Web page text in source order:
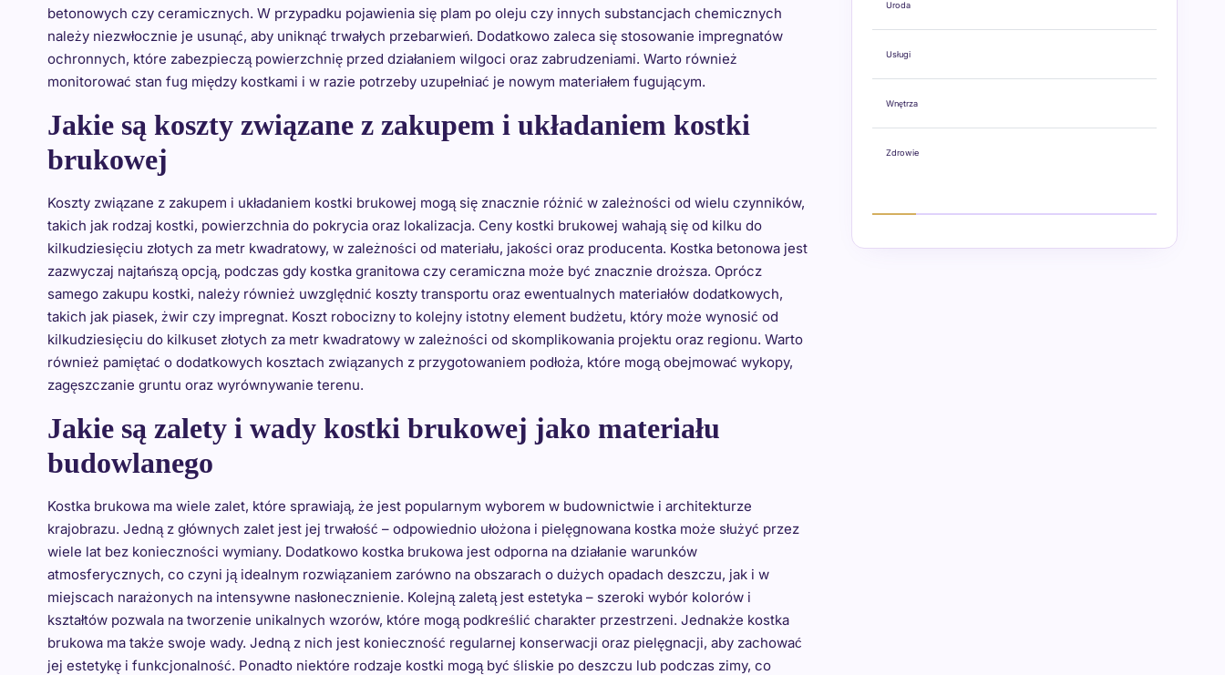
betonowych czy ceramicznych. W przypadku pojawienia się plam po oleju czy innych substancjach chemicznych
należy niezwłocznie je usunąć, aby uniknąć trwałych przebarwień. Dodatkowo zaleca się stosowanie impregnatów
ochronnych, które zabezpieczą powierzchnię przed działaniem wilgoci oraz zabrudzeniami. Warto również
monitorować stan fug między kostkami i w razie potrzeby uzupełniać je nowym materiałem fugującym.
Jakie są koszty związane z zakupem i układaniem kostki
brukowej
Koszty związane z zakupem i układaniem kostki brukowej mogą się znacznie różnić w zależności od wielu czynników,
takich jak rodzaj kostki, powierzchnia do pokrycia oraz lokalizacja. Ceny kostki brukowej wahają się od kilku do
kilkudziesięciu złotych za metr kwadratowy, w zależności od materiału, jakości oraz producenta. Kostka betonowa jest
zazwyczaj najtańszą opcją, podczas gdy kostka granitowa czy ceramiczna może być znacznie droższa. Oprócz
samego zakupu kostki, należy również uwzględnić koszty transportu oraz ewentualnych materiałów dodatkowych,
takich jak piasek, żwir czy impregnat. Koszt robocizny to kolejny istotny element budżetu, który może wynosić od
kilkudziesięciu do kilkuset złotych za metr kwadratowy w zależności od skomplikowania projektu oraz regionu. Warto
również pamiętać o dodatkowych kosztach związanych z przygotowaniem podłoża, które mogą obejmować wykopy,
zagęszczanie gruntu oraz wyrównywanie terenu.
Jakie są zalety i wady kostki brukowej jako materiału
budowlanego
Kostka brukowa ma wiele zalet, które sprawiają, że jest popularnym wyborem w budownictwie i architekturze
krajobrazu. Jedną z głównych zalet jest jej trwałość – odpowiednio ułożona i pielęgnowana kostka może służyć przez
wiele lat bez konieczności wymiany. Dodatkowo kostka brukowa jest odporna na działanie warunków
atmosferycznych, co czyni ją idealnym rozwiązaniem zarówno na obszarach o dużych opadach deszczu, jak i w
miejscach narażonych na intensywne nasłonecznienie. Kolejną zaletą jest estetyka – szeroki wybór kolorów i
kształtów pozwala na tworzenie unikalnych wzorów, które mogą podkreślić charakter przestrzeni. Jednakże kostka
brukowa ma także swoje wady. Jedną z nich jest konieczność regularnej konserwacji oraz pielęgnacji, aby zachować
jej estetykę i funkcjonalność. Ponadto niektóre rodzaje kostki mogą być śliskie po deszczu lub podczas zimy, co
Uroda
Usługi
Wnętrza
Zdrowie